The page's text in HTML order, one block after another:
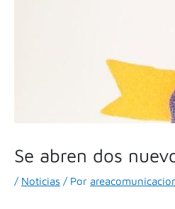
Se abren dos
/ Noticias / Por